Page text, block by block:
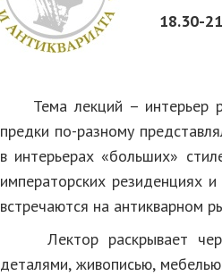
18.30-
Тема лекций – интерьер
предки по-разному
в интерьерах «больших»
императорских резиденциях
встречаются на антикварном
Лектор раскрывает
деталями, живописью,